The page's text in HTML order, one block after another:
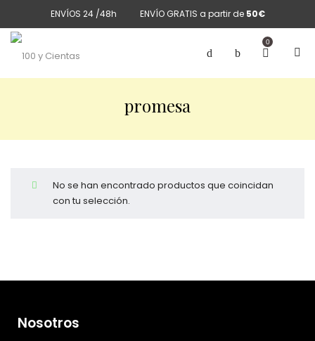
ENVÍOS 24 /48h ENVÍO GRATIS a partir de 50€
0
promesa
No se han encontrado productos que coincidan
con tu selección.
Nosotros